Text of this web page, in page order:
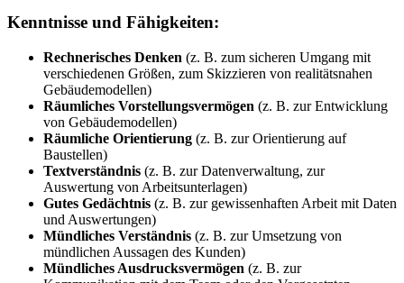
Kenntnisse und Fähigkeiten:
Rechnerisches Denken (z. B. zum sicheren Umgang mit
verschiedenen Größen, zum Skizzieren von realitätsnahen
Gebäudemodellen)
Räumliches Vorstellungsvermögen (z. B. zur Entwicklung
von Gebäudemodellen)
Räumliche Orientierung (z. B. zur Orientierung auf
Baustellen)
Textverständnis (z. B. zur Datenverwaltung, zur
Auswertung von Arbeitsunterlagen)
Gutes Gedächtnis (z. B. zur gewissenhaften Arbeit mit Daten
und Auswertungen)
Mündliches Verständnis (z. B. zur Umsetzung von
mündlichen Aussagen des Kunden)
Mündliches Ausdrucksvermögen (z. B. zur